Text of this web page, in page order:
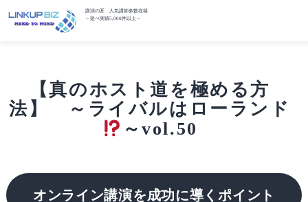
講演の匠 人気講師多数在籍
～延べ実績5,000件以上～
【真のホスト道を極める方
法】 ～ライバルはローランド
～vol.50
オンライン講演を成功に導くポイント